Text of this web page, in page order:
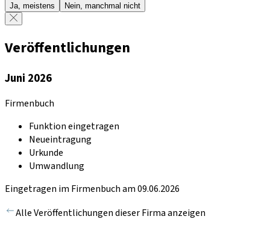
Ja, meistens Nein, manchmal nicht
Veröffentlichungen
Juni 2026
Firmenbuch
Funktion eingetragen
Neueintragung
Urkunde
Umwandlung
Eingetragen im Firmenbuch am 09.06.2026
Alle Veröffentlichungen dieser Firma anzeigen